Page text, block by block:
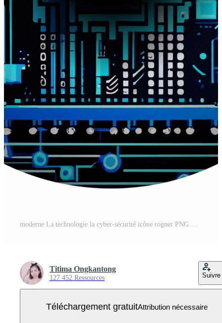
moderne La technologie la cyber-sécurité icône rogner PNG Gratuit
Titima Ongkantong
127 452 Ressources Suivre
Téléchargement gratuitAttribution nécessaire